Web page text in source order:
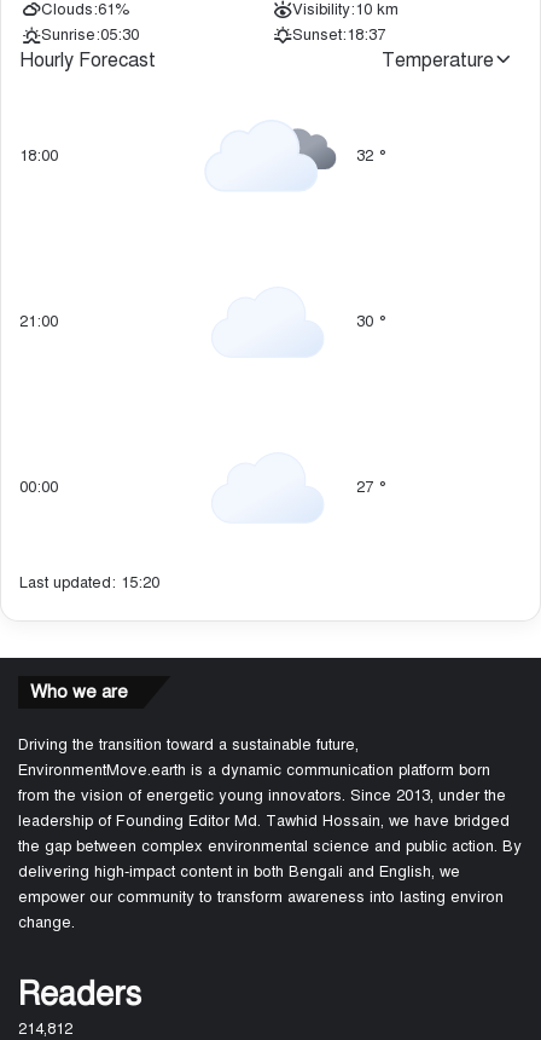
Clouds:61% Visibility:10 km
Sunrise:05:30 Sunset:18:37
Hourly Forecast Temperature
18:00 32 °
21:00 30 °
00:00 27 °
Last updated: 15:20
Who we are
Driving the transition toward a sustainable future,
EnvironmentMove.earth is a dynamic communication platform born
from the vision of energetic young innovators. Since 2013, under the
leadership of Founding Editor Md. Tawhid Hossain, we have bridged
the gap between complex environmental science and public action. By
delivering high-impact content in both Bengali and English, we
empower our community to transform awareness into lasting environ
change.
Readers
214,812